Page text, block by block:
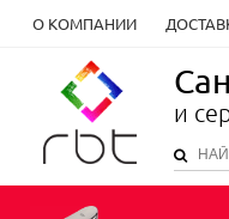
О КОМПАНИИ
и